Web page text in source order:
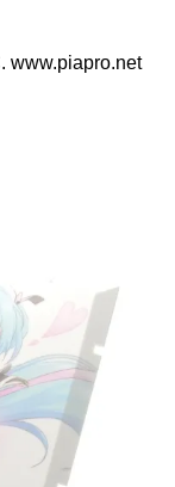
www.piapro.net